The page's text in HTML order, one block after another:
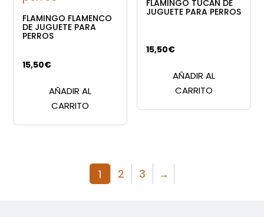
FLAMINGO FLAMENCO
DE JUGUETE PARA
PERROS
15,50€
AÑADIR AL
CARRITO
FLAMINGO TUCÁN DE
JUGUETE PARA PERROS
15,50€
AÑADIR AL
CARRITO
1 2 3 →